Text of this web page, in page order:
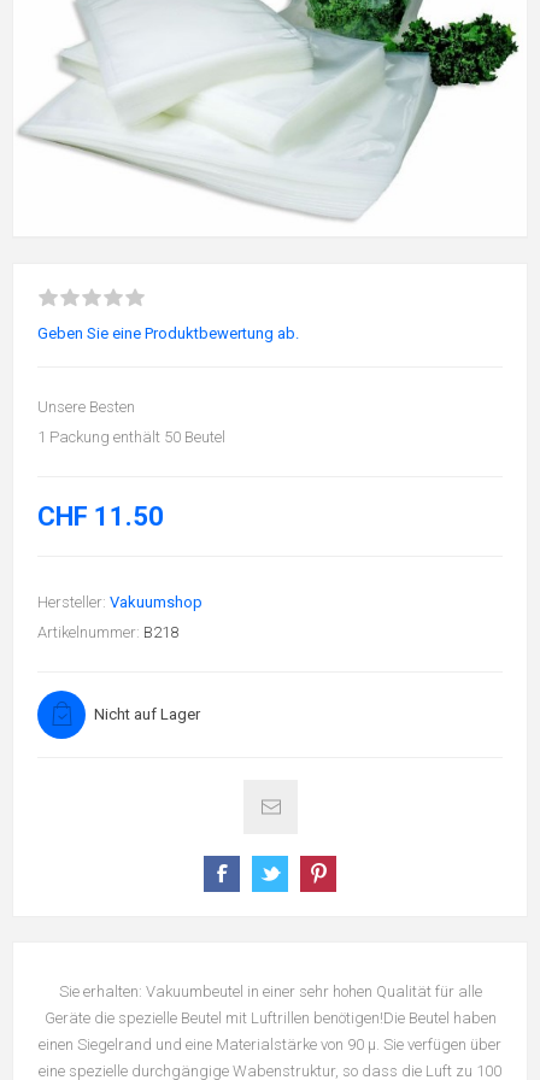
Geben Sie eine Produktbewertung ab.
Unsere Besten
1 Packung enthält 50 Beutel
CHF 11.50
Hersteller: Vakuumshop
Artikelnummer: B218
Nicht auf Lager
Sie erhalten: Vakuumbeutel in einer sehr hohen Qualität für alle
Geräte die spezielle Beutel mit Luftrillen benötigen!Die Beutel haben
einen Siegelrand und eine Materialstärke von 90 µ. Sie verfügen über
eine spezielle durchgängige Wabenstruktur, so dass die Luft zu 100